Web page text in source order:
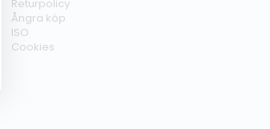
Returpolicy
Ångra köp
ISO
Cookies